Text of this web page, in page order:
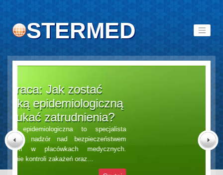
STERMED
Senior jako pacjent: jakie
dane medyczne są kluczowe
dla skutecznego leczenia?
Senior jako pacjent wymaga szczególnego
podejścia diagnostycznego i terapeutycznego,
a kluczową rolę odgrywają tu rzetelne dane medyczne.
Wraz z wiekiem rośnie liczba chorób...
Previous Next